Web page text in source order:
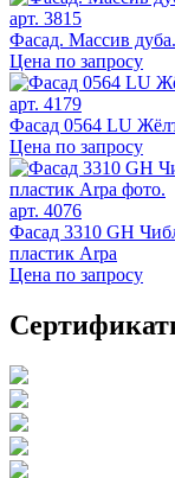
арт. 3815
Фасад. Массив
Цена по запросу
арт. 4179
Фасад 0564 LU
Цена по запросу
арт. 4076
Фасад 3310 GH
пластик Arpa
Цена по запросу